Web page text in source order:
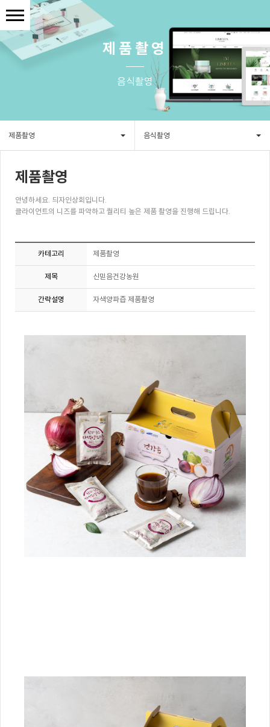
제품촬영
음식촬영
제품촬영 음식촬영
제품촬영
안녕하세요. 듸자인상회입니다.
클라이언트의 니즈를 파악하고 퀄리티 높은 제품 촬영을 진행해 드립니다.
카테고리 제품촬영
제목 신믿음건강농원
간략설명 자색양파즙 제품촬영